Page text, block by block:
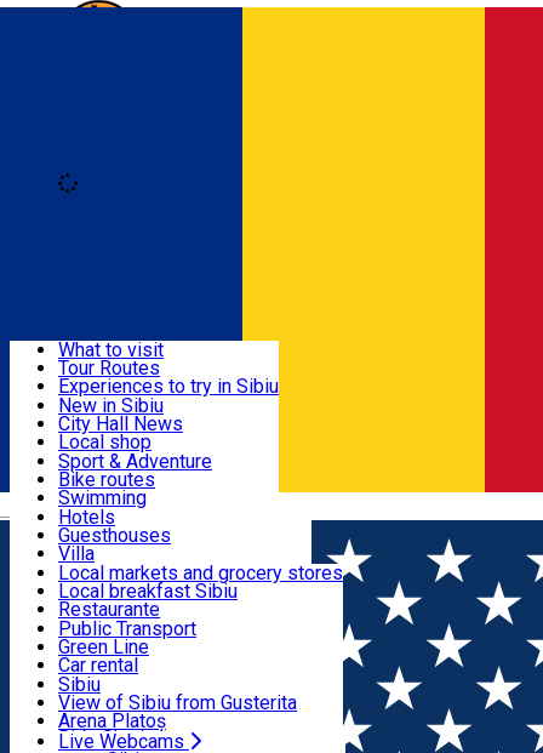
Română
Useful info
Activities & Adventure
Accommodation
Food, Drinks & Nightlife
Transport & Parking
Live Webcams
What to visit
Tour Routes
Experiences to try in Sibiu
Podcast
Culture
Museums
Churches
Parks, Zoo
County of Sibiu
New in Sibiu
City Hall News
Local shop
Sibiu artisans
Sibiul Verde
Public services
Education
How do I get to Sibiu
Tourist Info
Tour Guides
Guided tours
Publicații locale
Beauty salons
Sport & Adventure
Bike routes
Swimming
Riding
Indoor activities
Loc de joacă indoor
Loc de joacă outdoor
Ski
Ice skating
Yoga
Hotels
Guesthouses
Villa
Hostels
Motel
Camping
Renting rooms
Rooms for rent
Accommodation outside Sibiu
Local markets and grocery stores
Local breakfast Sibiu
Restaurante
Pizza
Fast Food
Coffee
Sweets
Pub, Bar
Night clubs
Bakeries
Public Transport
Green Line
Car rental
Rent a bike
Scooter rentals
Taxi
Ride Sharing
Sibiu
View of Sibiu from Gusterita
Arena Platoș
Live Webcams